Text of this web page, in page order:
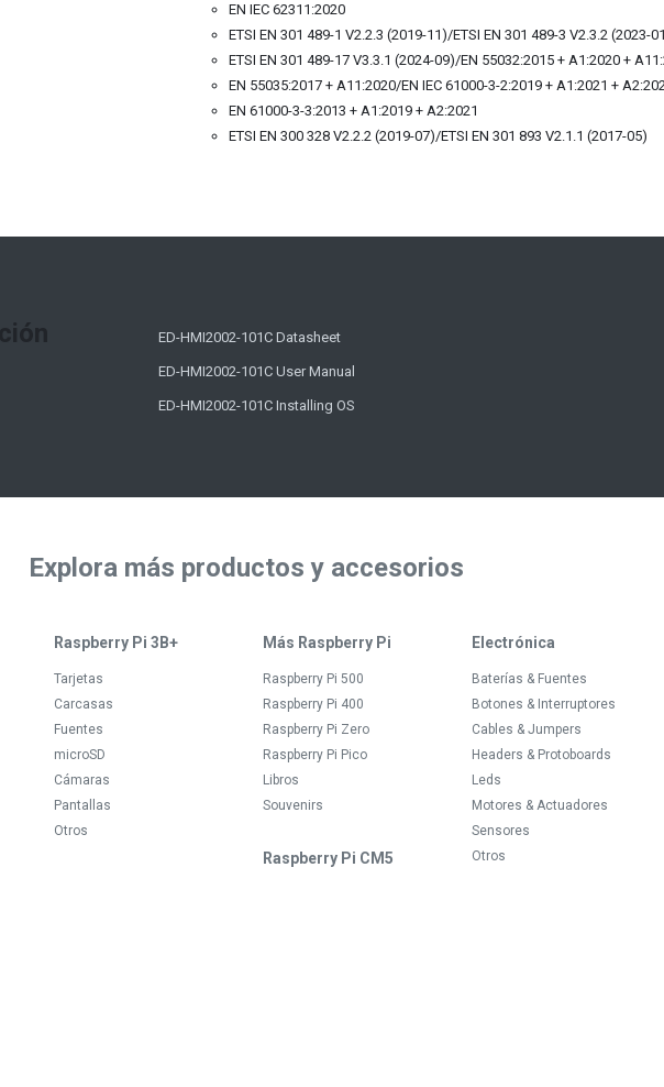
EN IEC 62311:2020
ETSI EN 301 489-1 V2.2.3 (2019-11)/ETSI EN 301 489-3 V2.3.2 (2023-
ETSI EN 301 489-17 V3.3.1 (2024-09)/EN 55032:2015 + A1:2020 +
EN 55035:2017 + A11:2020/EN IEC 61000-3-2:2019 + A1:2021 +
EN 61000-3-3:2013 + A1:2019 + A2:2021
ETSI EN 300 328 V2.2.2 (2019-07)/ETSI EN 301 893 V2.1.1 (2017-05)
ED-HMI2002-101C Datasheet
ED-HMI2002-101C User Manual
ED-HMI2002-101C Installing OS
Explora más productos y accesorios
Raspberry Pi 3B+
Tarjetas
Carcasas
Fuentes
microSD
Cámaras
Pantallas
Otros
Más Raspberry Pi
Raspberry Pi 500
Raspberry Pi 400
Raspberry Pi Zero
Raspberry Pi Pico
Libros
Souvenirs
Raspberry Pi CM5
Electrónica
Baterías & Fuentes
Botones & Interruptores
Cables & Jumpers
Headers & Protoboards
Leds
Motores & Actuadores
Sensores
Otros